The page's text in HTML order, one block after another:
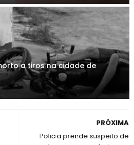
a tiros na cidade de
PRÓXIMA
Policia prende suspeito de